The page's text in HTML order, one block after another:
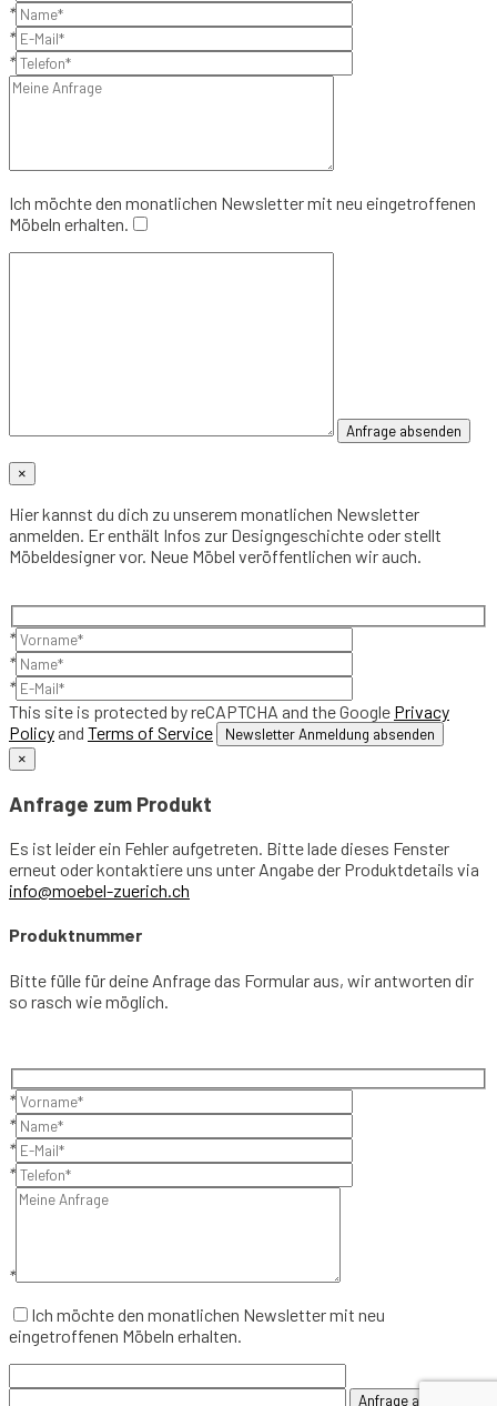
*
*
*
Ich möchte den monatlichen Newsletter mit neu eingetroffenen
Möbeln erhalten.
×
Hier kannst du dich zu unserem monatlichen Newsletter
anmelden. Er enthält Infos zur Designgeschichte oder stellt
Möbeldesigner vor. Neue Möbel veröffentlichen wir auch.
*
*
*
This site is protected by reCAPTCHA and the Google Privacy
Policy and Terms of Service
×
Anfrage zum Produkt
Es ist leider ein Fehler aufgetreten. Bitte lade dieses Fenster
erneut oder kontaktiere uns unter Angabe der Produktdetails via
info@moebel-zuerich.ch
Produktnummer
Bitte fülle für deine Anfrage das Formular aus, wir antworten dir
so rasch wie möglich.
*
*
*
*
*
Ich möchte den monatlichen Newsletter mit neu
eingetroffenen Möbeln erhalten.